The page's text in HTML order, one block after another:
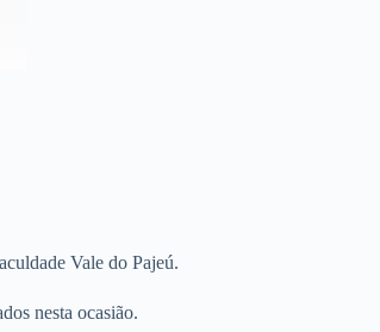
Vale do Pajeú.
nesta ocasião.